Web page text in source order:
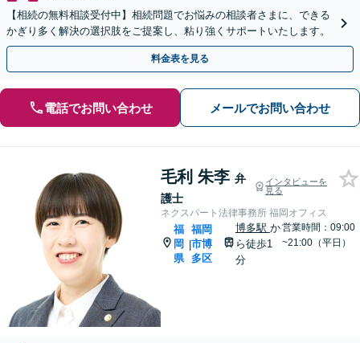
【相続の無料相談受付中】相続問題でお悩みの相談者さまに、できる
かぎり多く解決の選択肢をご提案し、粘り強くサポートいたします。
料金表を見る
電話でお問い合わせ メールでお問い合わせ
毛利 朱李 弁
護士
インタビューを
見る
ネクスパート法律事務所 福岡オフィス
福
岡
県
|
福岡
市博
多区
博多駅 か
ら徒歩1
分
営業時間：09:00
~21:00（平日）